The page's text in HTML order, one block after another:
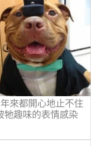
來都開心地止不住
牠趣味的表情感染